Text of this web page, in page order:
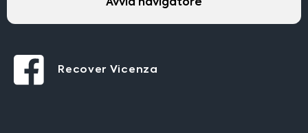
Avvia navigatore
Recover Vicenza